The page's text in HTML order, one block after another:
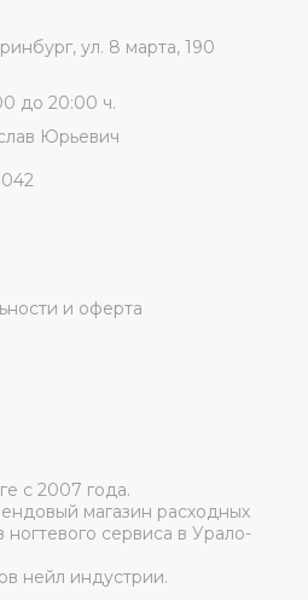
ул. 8 марта, 190
до 20:00 ч.
Юрьевич
и оферта
с 2007 года.
магазин расходных
сервиса в Урало-
нейл индустрии.